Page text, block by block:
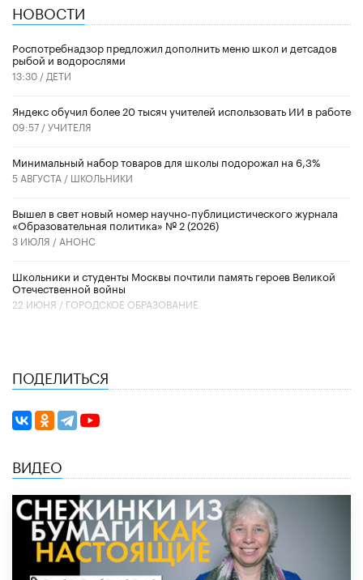
НОВОСТИ
Роспотребнадзор предложил дополнить меню школ и детсадов
рыбой и водорослями
13:30 / ДЕТИ
​Яндекс обучил более 20 тысяч учителей использовать ИИ в работе
09:57 /УЧИТЕЛЯ
Минимальный набор товаров для школы подорожал на 6,3%
5 АВГУСТА / ШКОЛЬНИКИ
Вышел в свет новый номер научно-публицистического журнала
«Образовательная политика» № 2 (2026)
3 ИЮЛЯ / АНОНС
Школьники и студенты Москвы почтили память героев Великой
Отечественной войны
22 ИЮНЯ / ГОРОДСКОЕ ОБРАЗОВАНИЕ
ПОДЕЛИТЬСЯ
ВИДЕО